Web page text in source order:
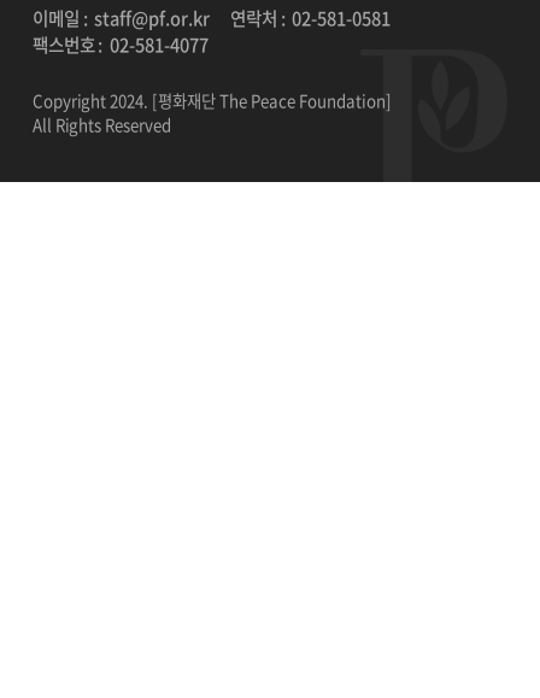
이메일 :staff@pf.or.kr 연락처 :02-581-0581
팩스번호 :02-581-4077
Copyright 2024. [평화재단 The Peace Foundation]
All Rights Reserved